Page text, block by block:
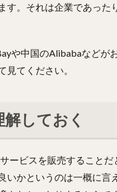
す。それは企業であった
や中国のAlibabaなどが
てください。
しておく
ービスを販売すること
いかというのは一概に言